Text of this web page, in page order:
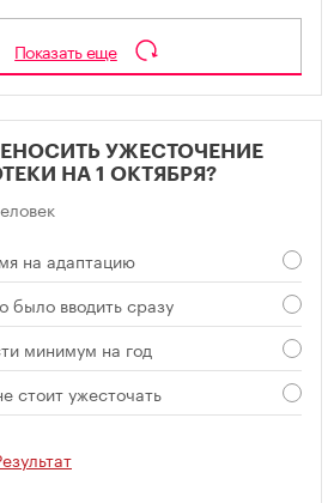
Показать еще
УЖЕСТОЧЕНИЕ
НА 1 ОКТЯБРЯ?
на адаптацию
было вводить сразу
минимум на год
стоит ужесточать